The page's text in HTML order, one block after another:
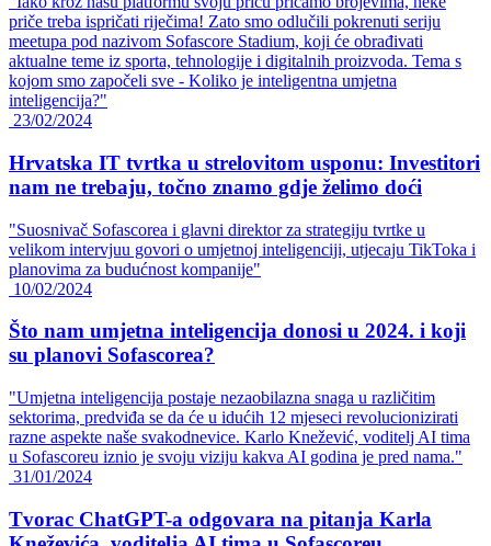
priče treba ispričati riječima! Zato smo odlučili pokrenuti seriju
meetupa pod nazivom Sofascore Stadium, koji će obrađivati
aktualne teme iz sporta, tehnologije i digitalnih proizvoda. Tema s
kojom smo započeli sve - Koliko je inteligentna umjetna
inteligencija?"
23/02/2024
Hrvatska IT tvrtka u strelovitom usponu: Investitori
nam ne trebaju, točno znamo gdje želimo doći
"Suosnivač Sofascorea i glavni direktor za strategiju tvrtke u
velikom intervjuu govori o umjetnoj inteligenciji, utjecaju TikToka i
planovima za budućnost kompanije"
10/02/2024
Što nam umjetna inteligencija donosi u 2024. i koji
su planovi Sofascorea?
"Umjetna inteligencija postaje nezaobilazna snaga u različitim
sektorima, predviđa se da će u idućih 12 mjeseci revolucionizirati
razne aspekte naše svakodnevice. Karlo Knežević, voditelj AI tima
u Sofascoreu iznio je svoju viziju kakva AI godina je pred nama."
31/01/2024
Tvorac ChatGPT-a odgovara na pitanja Karla